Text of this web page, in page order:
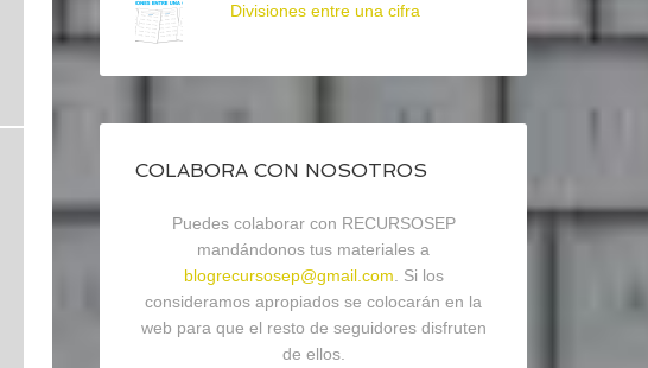
Divisiones entre una cifra
COLABORA CON NOSOTROS
Puedes colaborar con RECURSOSEP
mandándonos tus materiales a
blogrecursosep@gmail.com . Si los
consideramos apropiados se colocarán en la
web para que el resto de seguidores disfruten
de ellos.